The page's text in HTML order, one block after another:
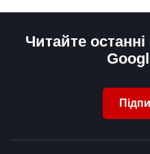
Читайте